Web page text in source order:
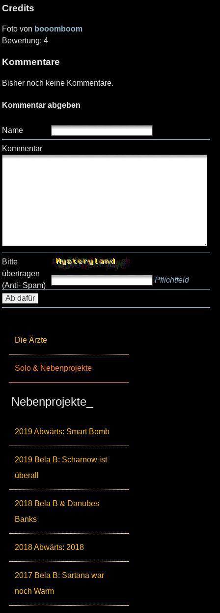
Die Ärzte
Solo & Nebenprojekte
Nebenprojekte_
2019 Abwärts: Smart Bomb
2019 Bela B: Scharnow ist
überall
2018 Bela B & Danubes
Banks
2018 Abwärts: 2018
2017 Bela B: Sartana war
noch Warm
Credits
Foto von booomboom
Bewertung: 4
Kommentare
Bisher noch keine Kommentare.
Kommentar abgeben
Name
Kommentar
Bitte
übertragen
(Anti- Spam)
Pflichtfeld